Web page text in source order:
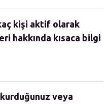
kişi aktif olarak
hakkında kısaca bilgi
veya